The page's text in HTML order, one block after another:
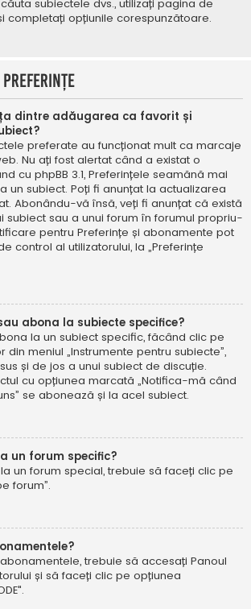
subiectele dvs., utilizați pagina de
completați opțiunile corespunzătoare.
Preferințe
dintre adăugarea ca favorit și
preferate au funcționat mult ca marcaje
Nu ați fost alertat când a existat o
cu phpBB 3.1, Preferințele seamănă mai
un subiect. Poți fi anunțat la actualizarea
Abonându-vă însă, veți fi anunțat că există
subiect sau a unui forum în forumul propriu-
pentru Preferințe și abonamente pot
control al utilizatorului, la „Preferințe
abona la subiecte specifice?
la un subiect specific, făcând clic pe
din meniul „Instrumente pentru subiecte”,
și de jos a unui subiect de discuție.
cu opțiunea marcată „Notifica-mă când
se abonează și la acel subiect.
un forum specific?
un forum special, trebuie să faceți clic pe
forum”.
trebuie să accesați Panoul
și să faceți clic pe opțiunea